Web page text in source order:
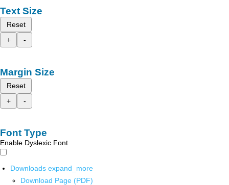
Text Size
Reset
+
-
Margin Size
Reset
+
-
Font Type
Enable Dyslexic Font
Downloads expand_more
Download Page (PDF)